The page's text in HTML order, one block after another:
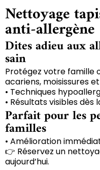
Nettoyage
anti-allergène
Dites adieu aux
sain
Protégez votre famille
acariens, moisissures
• Techniques
• Résultats visibles
Parfait pour les
familles
• Amélioration
👉 Réservez un
aujourd’hui.